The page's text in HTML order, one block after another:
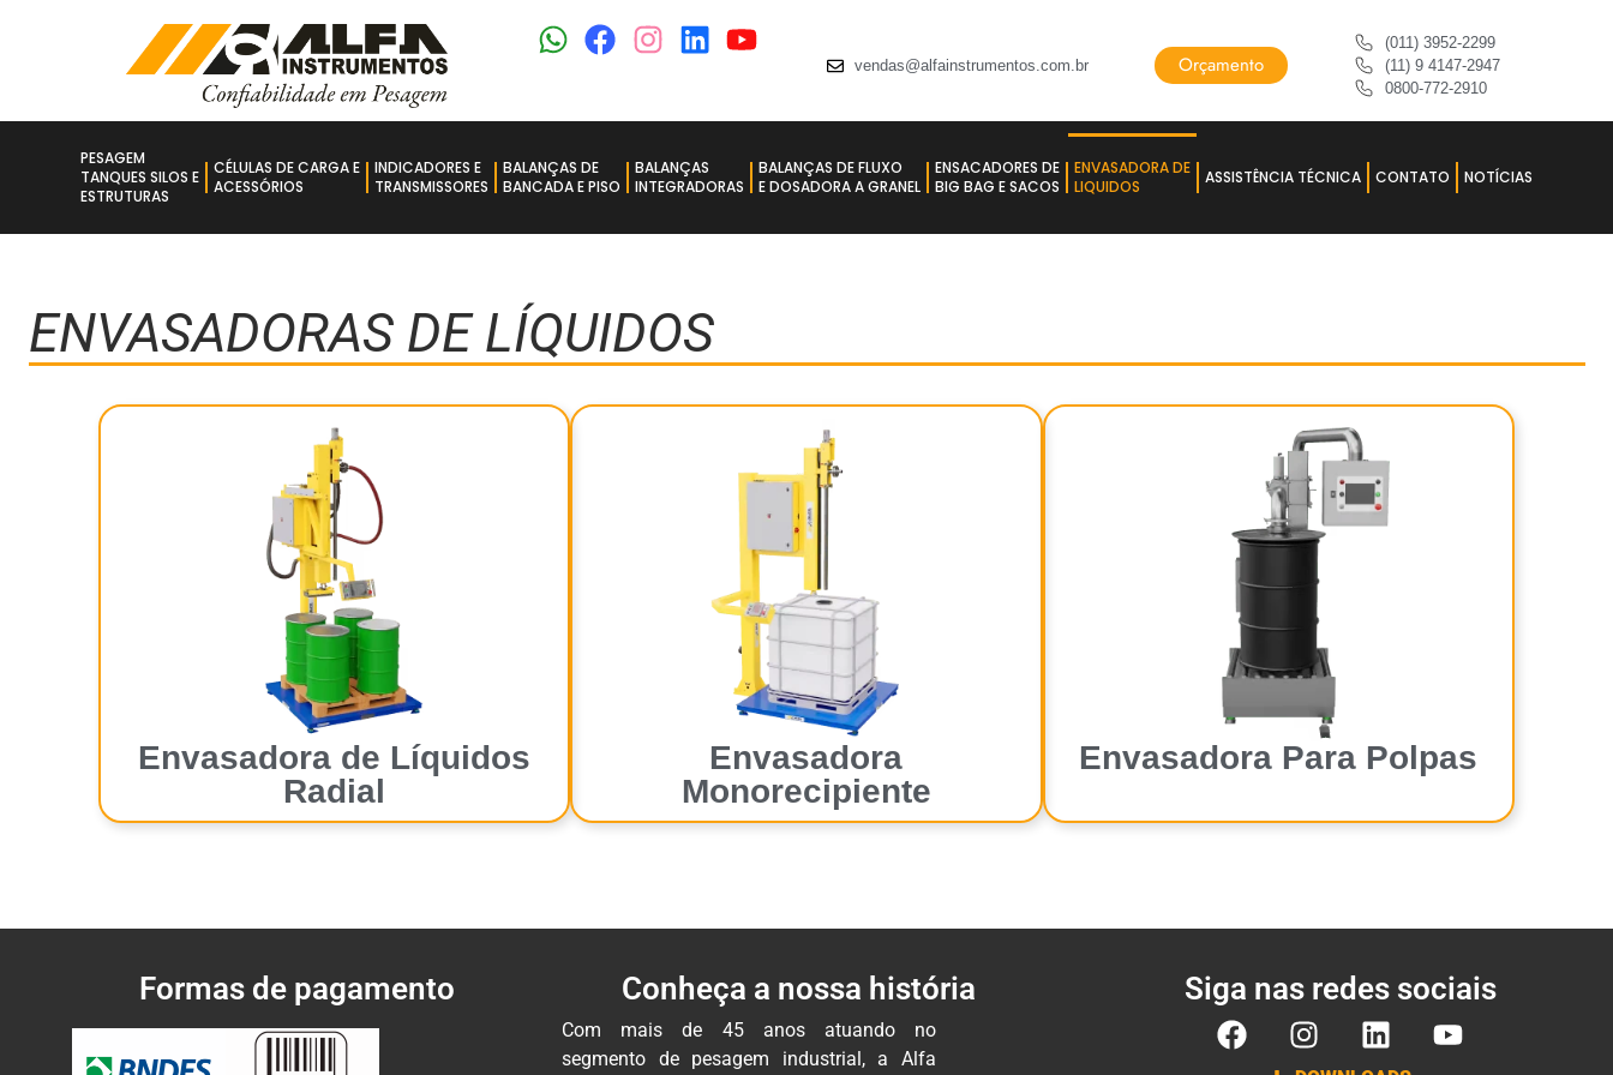
vendas@alfainstrumentos.com.br Orçamento
(011) 3952-2299
(11) 9 4147-2947
0800-772-2910
PESAGEM
TANQUES SILOS E
ESTRUTURAS
CÉLULAS DE CARGA E
ACESSÓRIOS
INDICADORES E
TRANSMISSORES
BALANÇAS DE
BANCADA E PISO​
BALANÇAS
INTEGRADORAS
BALANÇAS DE FLUXO
E DOSADORA A GRANEL
ENSACADORES DE
BIG BAG E SACOS
ENVASADORA DE
LIQUIDOS
ASSISTÊNCIA TÉCNICA CONTATO NOTÍCIAS
ENVASADORAS DE LÍQUIDOS
Envasadora de Líquidos
Radial
Envasadora
Monorecipiente
Envasadora Para Polpas
Formas de pagamento Conheça a nossa história
Com mais de 45 anos atuando no
segmento de pesagem industrial, a Alfa
Siga nas redes sociais